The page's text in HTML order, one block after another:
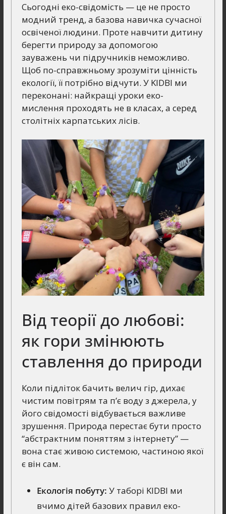
Сьогодні еко-свідомість — це не просто
модний тренд, а базова навичка сучасної
освіченої людини. Проте навчити дитину
берегти природу за допомогою
зауважень чи підручників неможливо.
Щоб по-справжньому зрозуміти цінність
екології, її потрібно відчути. У KIDBI ми
переконані: найкращі уроки еко-
мислення проходять не в класах, а серед
столітніх карпатських лісів.
Від теорії до любові:
як гори змінюють
ставлення до природи
Коли підліток бачить велич гір, дихає
чистим повітрям та п’є воду з джерела, у
його свідомості відбувається важливе
зрушення. Природа перестає бути просто
“абстрактним поняттям з інтернету” —
вона стає живою системою, частиною якої
є він сам.
Екологія побуту: У таборі KIDBI ми
вчимо дітей базових правил еко-